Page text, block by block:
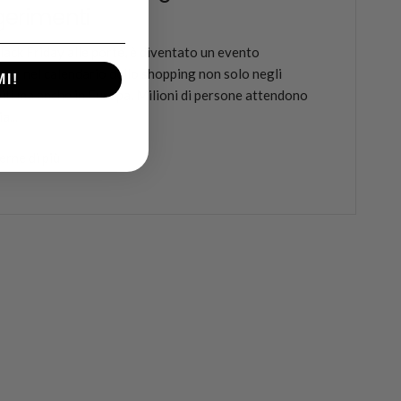
Friday alle porte, è diventato un evento
nel calendario dello shopping non solo negli
ma anche in Europa. Milioni di persone attendono